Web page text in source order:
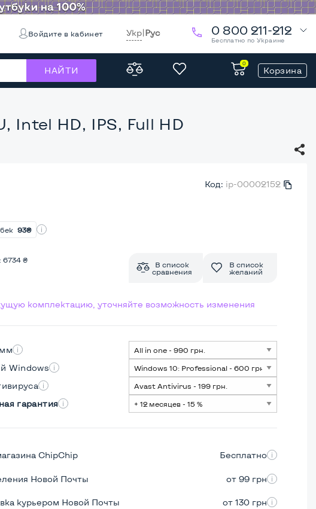
Войдите в кабинет Укр|Рус 0 800 211-212
Бесплатно по Украине
НАЙТИ
0
Корзина
Intel HD, IPS, Full HD
Код: ip-00002152
93₴
6734₴
В список
сравнения
В список
желаний
комплектацию, уточняйте возможность изменения
Windows
гарантия
ChipChip Бесплатно
Новой Почты от 99 грн
курьером Новой Почты от 130 грн